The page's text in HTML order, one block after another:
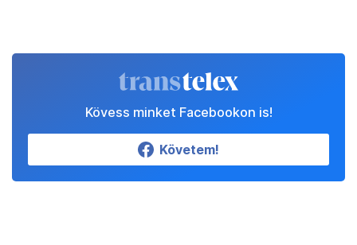
Kövess minket Facebookon is!
Követem!